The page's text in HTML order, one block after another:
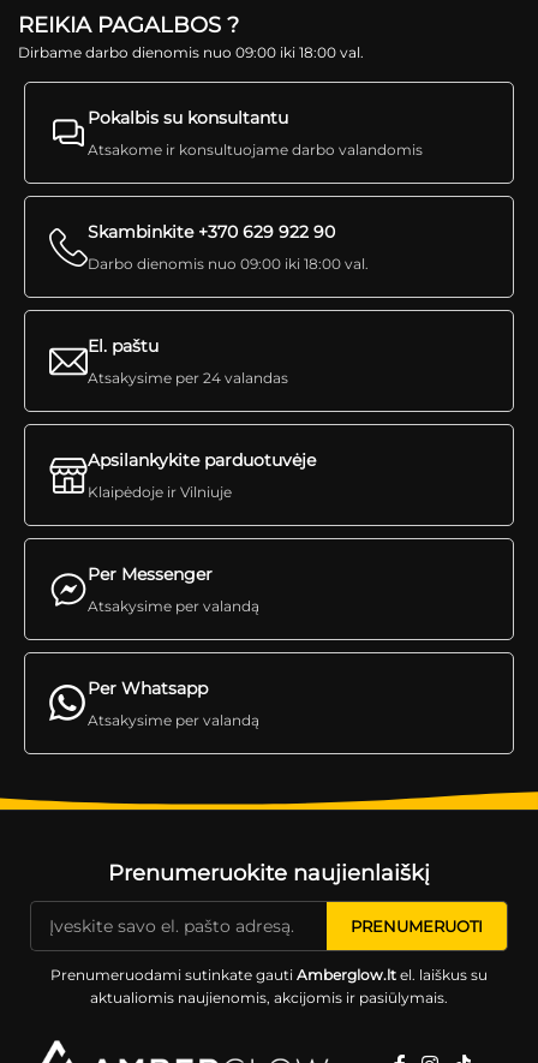
REIKIA PAGALBOS ?
Dirbame darbo dienomis nuo 09:00 iki 18:00 val.
Pokalbis su konsultantu
Atsakome ir konsultuojame darbo valandomis
Skambinkite +370 629 922 90
Darbo dienomis nuo 09:00 iki 18:00 val.
Per Messenger
Atsakysime per valandą
El. paštu
Atsakysime per 24 valandas
Apsilankykite parduotuvėje
Klaipėdoje ir Vilniuje
Per Whatsapp
Atsakysime per valandą
Prenumeruokite naujienlaiškį
Prenumeruodami sutinkate gauti Amberglow.ltel. laiškus su
aktualiomis naujienomis, akcijomis ir pasiūlymais.